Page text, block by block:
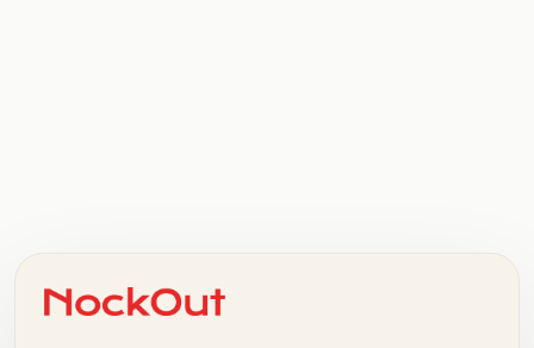
+   .   .   .   .   .   .   .   .   .   +   .   .